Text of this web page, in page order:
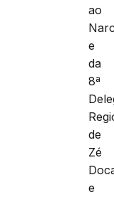
ao
e
da
8ª
de
Zé
e